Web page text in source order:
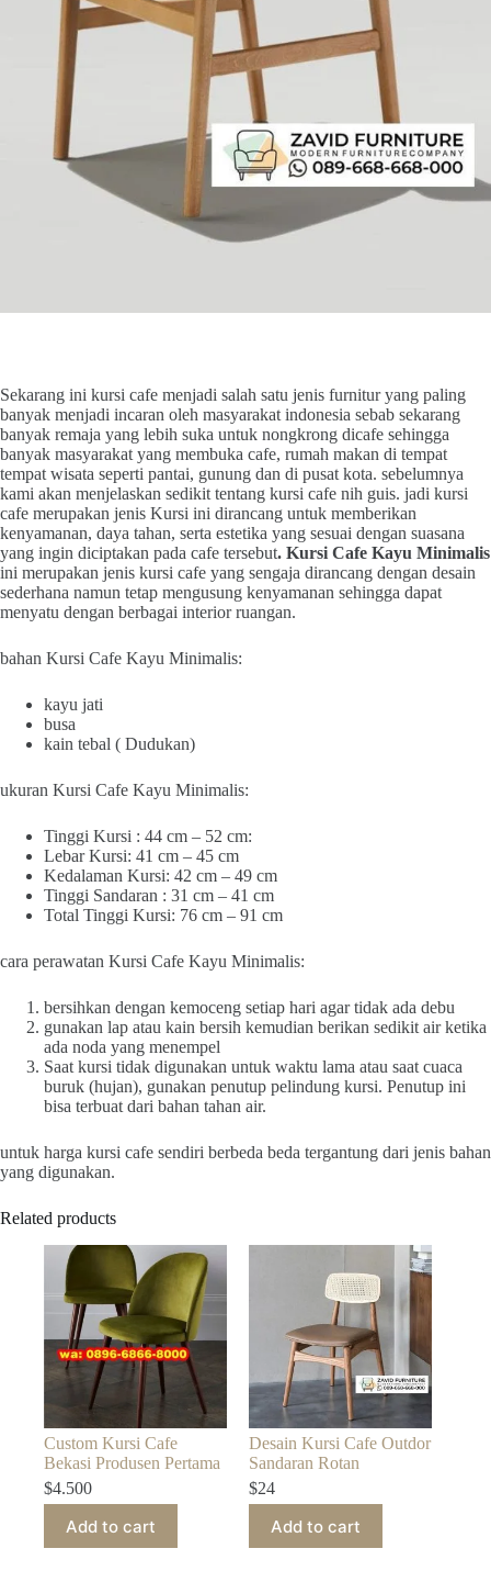
Sekarang ini kursi cafe menjadi salah satu jenis furnitur yang paling
banyak menjadi incaran oleh masyarakat indonesia sebab sekarang
banyak remaja yang lebih suka untuk nongkrong dicafe sehingga
banyak masyarakat yang membuka cafe, rumah makan di tempat
tempat wisata seperti pantai, gunung dan di pusat kota. sebelumnya
kami akan menjelaskan sedikit tentang kursi cafe nih guis. jadi kursi
cafe merupakan jenis Kursi ini dirancang untuk memberikan
kenyamanan, daya tahan, serta estetika yang sesuai dengan suasana
yang ingin diciptakan pada cafe tersebut. Kursi Cafe Kayu Minimalis
ini merupakan jenis kursi cafe yang sengaja dirancang dengan desain
sederhana namun tetap mengusung kenyamanan sehingga dapat
menyatu dengan berbagai interior ruangan.
bahan Kursi Cafe Kayu Minimalis:
kayu jati
busa
kain tebal ( Dudukan)
ukuran Kursi Cafe Kayu Minimalis:
Tinggi Kursi : 44 cm – 52 cm:
Lebar Kursi: 41 cm – 45 cm
Kedalaman Kursi: 42 cm – 49 cm
Tinggi Sandaran : 31 cm – 41 cm
Total Tinggi Kursi: 76 cm – 91 cm
cara perawatan Kursi Cafe Kayu Minimalis:
bersihkan dengan kemoceng setiap hari agar tidak ada debu
gunakan lap atau kain bersih kemudian berikan sedikit air ketika
ada noda yang menempel
Saat kursi tidak digunakan untuk waktu lama atau saat cuaca
buruk (hujan), gunakan penutup pelindung kursi. Penutup ini
bisa terbuat dari bahan tahan air.
untuk harga kursi cafe sendiri berbeda beda tergantung dari jenis bahan
yang digunakan.
Related products
Custom Kursi Cafe
Bekasi Produsen Pertama
$4.500
Add to cart
Desain Kursi Cafe Outdor
Sandaran Rotan
$24
Add to cart